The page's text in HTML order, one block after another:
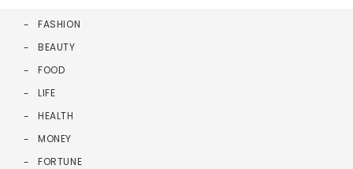
FASHION
BEAUTY
FOOD
LIFE
HEALTH
MONEY
FORTUNE